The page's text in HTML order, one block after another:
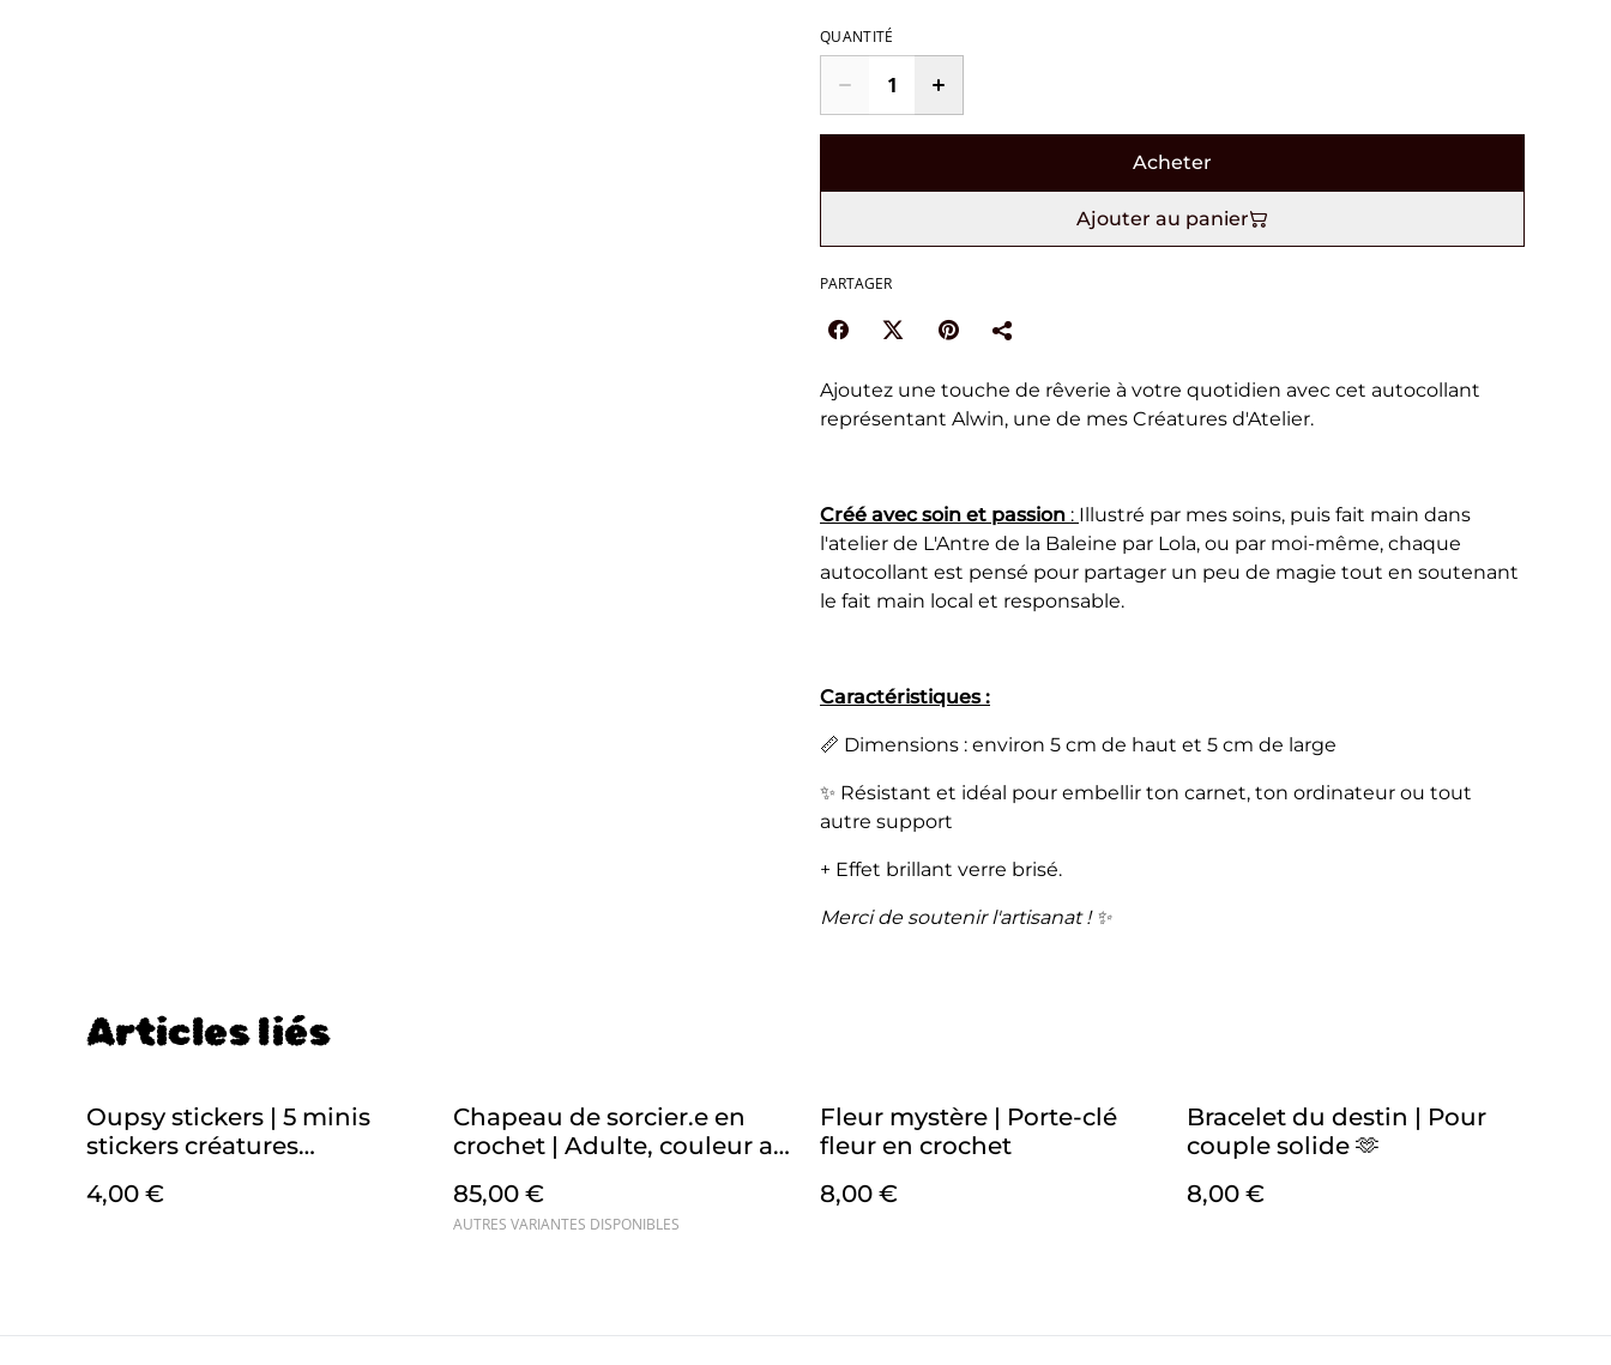
QUANTITÉ
Acheter
Ajouter au panier
PARTAGER
Ajoutez une touche de rêverie à votre quotidien avec cet autocollant
représentant Alwin, une de mes Créatures d'Atelier.
Créé avec soin et passion : Illustré par mes soins, puis fait main dans
l'atelier de L'Antre de la Baleine par Lola, ou par moi-même, chaque
autocollant est pensé pour partager un peu de magie tout en soutenant
le fait main local et responsable.
Caractéristiques :
📏 Dimensions : environ 5 cm de haut et 5 cm de large
✨ Résistant et idéal pour embellir ton carnet, ton ordinateur ou tout
autre support
+ Effet brillant verre brisé.
Merci de soutenir l'artisanat ! ✨
Articles liés
Oupsy stickers | 5 minis
stickers créatures
défauts de coupe
4,00 €
Chapeau de sorcier.e en
crochet | Adulte, couleur au
85,00 €
AUTRES VARIANTES DISPONIBLES
Fleur mystère | Porte-clé
fleur en crochet
8,00 €
Bracelet du destin | Pour
couple solide 🫶
8,00 €